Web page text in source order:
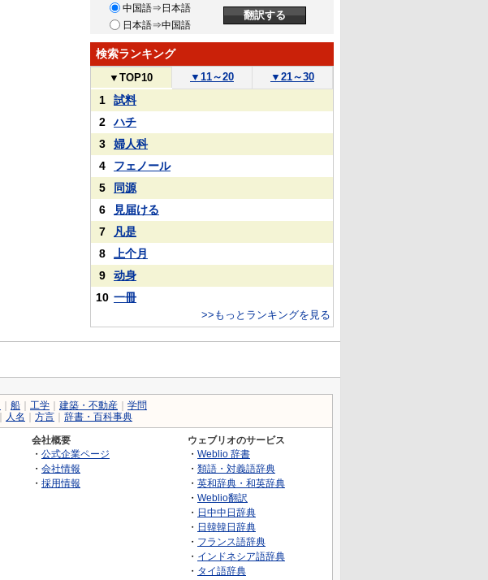
中国語⇒日本語
日本語⇒中国語
検索ランキング
▼ TOP10 ▼ 11～20 ▼ 21～30
1
試料
2
ハチ
3
婦人科
4
フェノール
5
同源
6
見届ける
7
凡是
8
上个月
9
动身
10 一冊
>>もっとランキングを見る
船 工学 建築・不動産
学問
人名 方言 辞書・百科事典
会社概要
・ 公式企業ページ
・ 会社情報
・ 採用情報
ウェブリオのサービス
・ Weblio 辞書
・ 類語・対義語辞典
・ 英和辞典・和英辞典
・ Weblio翻訳
・ 日中中日辞典
・ 日韓韓日辞典
・ フランス語辞典
・ インドネシア語辞典
・ タイ語辞典